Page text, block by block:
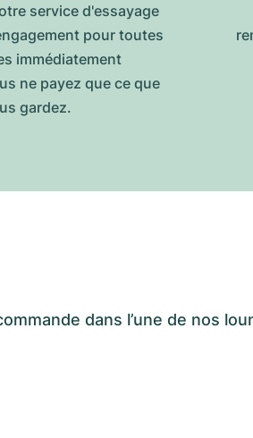
service d'essayage
pour toutes
immédiatement
ne payez que ce que
gardez.
dans l’une de nos